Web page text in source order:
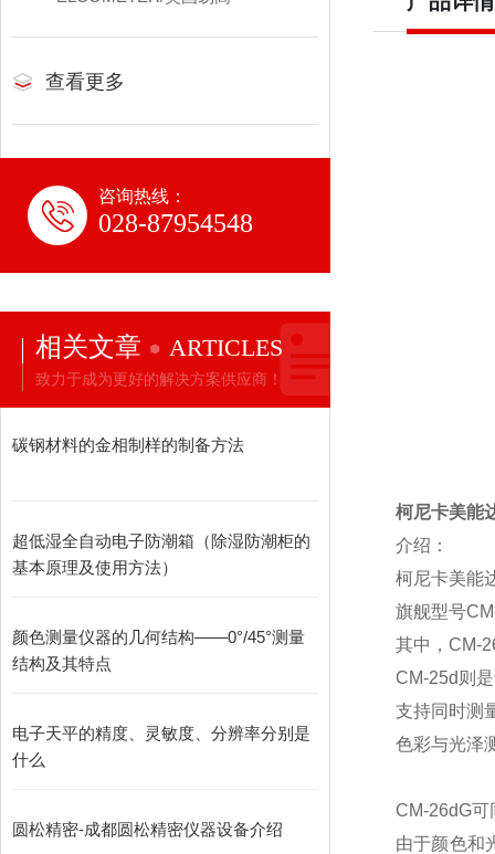
查看更多
咨询热线：
028-87954548
相关文章 ARTICLES
致力于成为更好的解决方案供应商！
碳钢材料的金相制样的制备方法
超低湿全自动电子防潮箱（除湿防潮柜的
基本原理及使用方法）
颜色测量仪器的几何结构——0°/45°测量
结构及其特点
电子天平的精度、灵敏度、分辨率分别是
什么
圆松精密-成都圆松精密仪器设备介绍
柯尼卡美能
介绍：
柯尼卡美能
旗舰型号
其中，CM-
CM-25d则
支持同时测
色彩与光泽
CM-26dG可
由于颜色和